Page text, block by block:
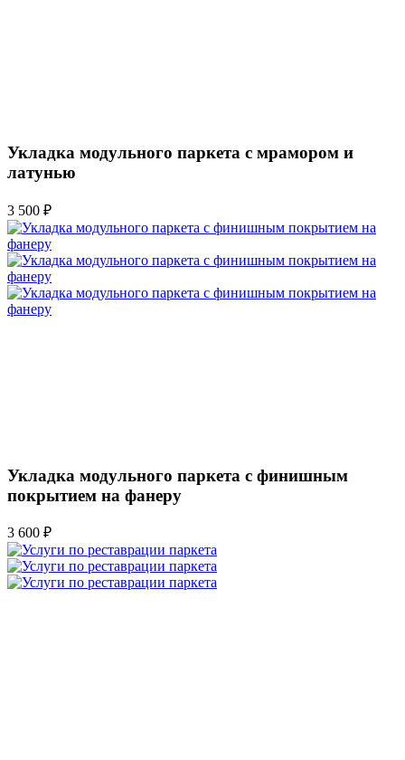
Укладка модульного паркета с мрамором и
латунью
3 500 ₽
Укладка модульного паркета с финишным
покрытием на фанеру
3 600 ₽